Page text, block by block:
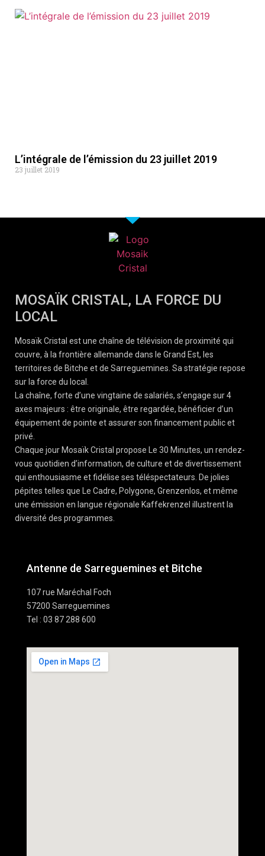
L’intégrale de l’émission du 23 juillet 2019
23 juillet 2019
MOSAÏK CRISTAL, LA FORCE DU
LOCAL
Mosaïk Cristal est une chaîne de télévision de proximité qui
couvre, à la frontière allemande dans le Grand Est, les
territoires de Bitche et de Sarreguemines. Sa stratégie repose
sur la force du local.
La chaîne, forte d’une vingtaine de salariés, s’engage sur 4
axes majeurs : être originale, être regardée, bénéficier d’un
équipement de pointe et assurer son financement public et
privé.
Chaque jour Mosaïk Cristal propose Le 30 Minutes, un rendez-
vous quotidien d’information, de culture et de divertissement
qui enthousiasme et fidélise ses téléspectateurs. De jolies
pépites telles que Le Cadre, Polygone, Grenzenlos, et même
une émission en langue régionale Kaffekrenzel illustrent la
diversité des programmes.
Antenne de Sarreguemines et Bitche
107 rue Maréchal Foch
57200 Sarreguemines
Tel : 03 87 288 600